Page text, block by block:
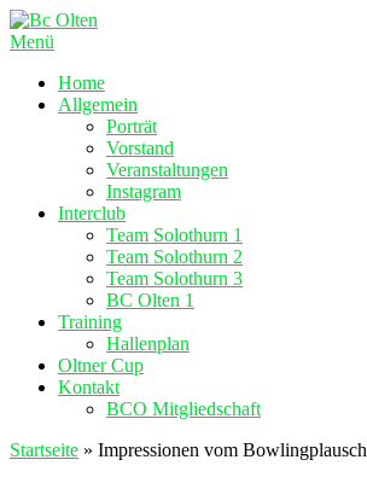
Zum
Inhalt
Menü
Home
Allgemein
Porträt
Vorstand
Veranstaltungen
Instagram
Interclub
Team Solothurn 1
Team Solothurn 2
Team Solothurn 3
BC Olten 1
Training
Hallenplan
Oltner Cup
Kontakt
BCO Mitgliedschaft
Startseite » Impressionen vom Bowlingplausch